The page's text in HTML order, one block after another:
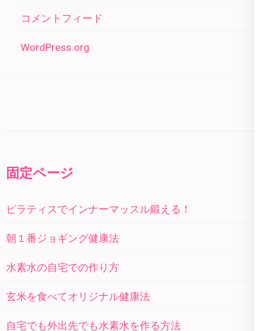
コメントフィード
WordPress.org
固定ページ
ピラティスでインナーマッスル鍛える！
朝１番ジョギング健康法
水素水の自宅での作り方
玄米を食べてオリジナル健康法
自宅でも外出先でも水素水を作る方法